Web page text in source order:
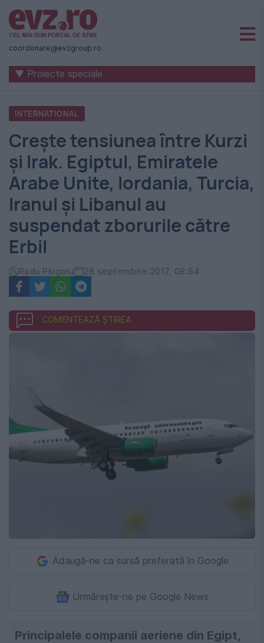
Știri
naționale
internaționale
România
-
Evenimentul
Zilei
coordonare@evzgroup.ro
▼ Proiecte speciale
INTERNATIONAL
Crește tensiunea între Kurzi
și Irak. Egiptul, Emiratele
Arabe Unite, Iordania, Turcia,
Iranul și Libanul au
suspendat zborurile către
Erbil
Radu Plugaru 28 septembrie 2017, 08:54
COMENTEAZĂ ȘTIREA
Adaugă-ne ca sursă preferată în Google
Urmărește-ne pe Google News
Principalele companii aeriene din Egipt,